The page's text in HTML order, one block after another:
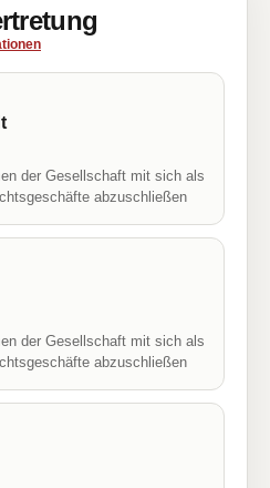
der Gesellschaft mit sich als
abzuschließen
der Gesellschaft mit sich als
abzuschließen